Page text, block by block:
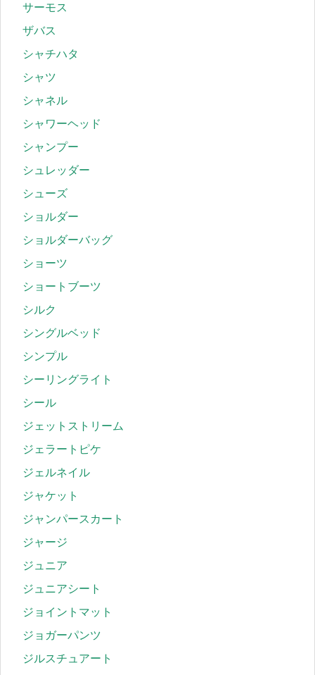
サーモス
ザバス
シャチハタ
シャツ
シャネル
シャワーヘッド
シャンプー
シュレッダー
シューズ
ショルダー
ショルダーバッグ
ショーツ
ショートブーツ
シルク
シングルベッド
シンプル
シーリングライト
シール
ジェットストリーム
ジェラートピケ
ジェルネイル
ジャケット
ジャンパースカート
ジャージ
ジュニア
ジュニアシート
ジョイントマット
ジョガーパンツ
ジルスチュアート